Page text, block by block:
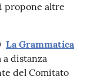
propone altre
La Grammatica
distanza
del Comitato